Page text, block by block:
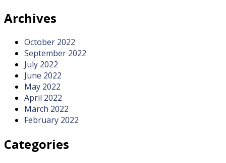
Archives
October 2022
September 2022
July 2022
June 2022
May 2022
April 2022
March 2022
February 2022
Categories